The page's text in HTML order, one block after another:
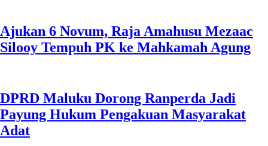
Ajukan 6 Novum, Raja Amahusu Mezaac
Silooy Tempuh PK ke Mahkamah Agung
DPRD Maluku Dorong Ranperda Jadi
Payung Hukum Pengakuan Masyarakat
Adat